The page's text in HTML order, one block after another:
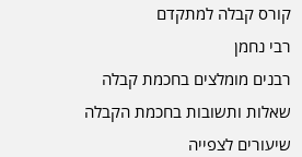
קורס קבלה למתקדם
רבי נחמן
רבנים מומלצים בחכמת קבלה
שאלות ותשובות בחכמת הקבלה
שיעורים לצפייה